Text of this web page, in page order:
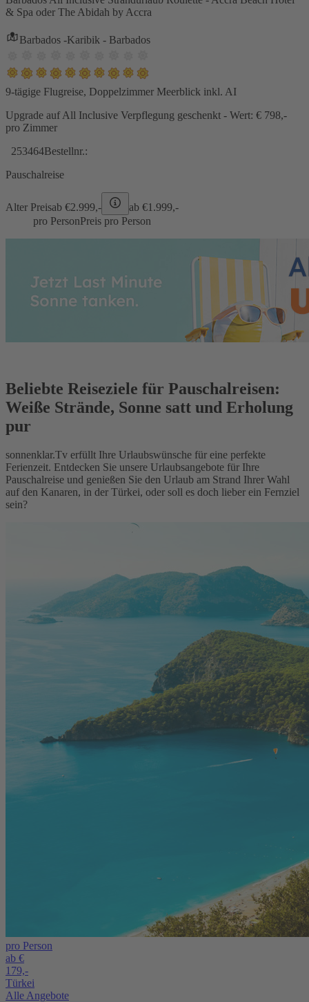
& Spa oder The Abidah by Accra
Barbados -Karibik - Barbados
9-tägige Flugreise, Doppelzimmer Meerblick inkl. AI
Upgrade auf All Inclusive Verpflegung geschenkt - Wert: € 798,-
pro Zimmer
253464Bestellnr.:
Pauschalreise
Alter Preisab €2.999,- ab €1.999,-
pro PersonPreis pro Person
Beliebte Reiseziele für Pauschalreisen:
Weiße Strände, Sonne satt und Erholung
pur
sonnenklar.Tv erfüllt Ihre Urlaubswünsche für eine perfekte
Ferienzeit. Entdecken Sie unsere Urlaubsangebote für Ihre
Pauschalreise und genießen Sie den Urlaub am Strand Ihrer Wahl
auf den Kanaren, in der Türkei, oder soll es doch lieber ein Fernziel
sein?
pro Person
ab €
179,-
Türkei
Alle Angebote